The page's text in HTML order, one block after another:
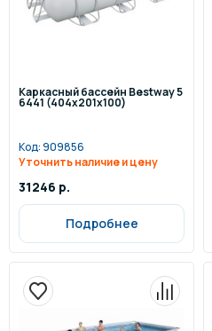
Каркасный бассейн Bestway 5
6441 (404х201х100)
Код:909856
Уточнить наличие и цену
31246 р.
Подробнее